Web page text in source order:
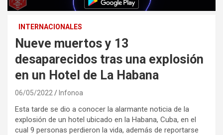
INTERNACIONALES
Nueve muertos y 13
desaparecidos tras una explosión
en un Hotel de La Habana
06/05/2022 Infonoa
Esta tarde se dio a conocer la alarmante noticia de la
explosión de un hotel ubicado en la Habana, Cuba, en el
cual 9 personas perdieron la vida, además de reportarse